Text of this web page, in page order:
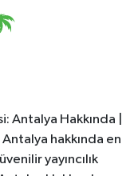
Antalya Hakkında |
hakkında en
yayıncılık